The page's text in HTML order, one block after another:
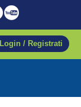
Login / Registrati